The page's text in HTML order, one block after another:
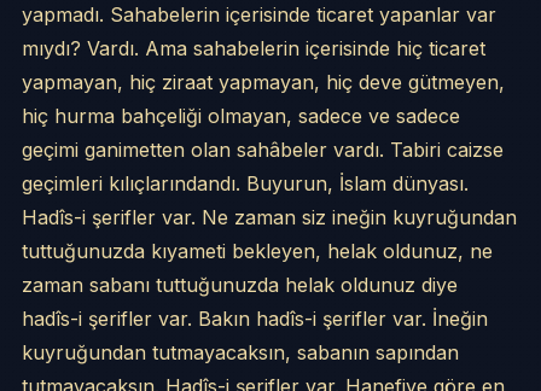
yapmadı. Sahabelerin içerisinde ticaret yapanlar var
mıydı? Vardı. Ama sahabelerin içerisinde hiç ticaret
yapmayan, hiç ziraat yapmayan, hiç deve gütmeyen,
hiç hurma bahçeliği olmayan, sadece ve sadece
geçimi ganimetten olan sahâbeler vardı. Tabiri caizse
geçimleri kılıçlarındandı. Buyurun, İslam dünyası.
Hadîs-i şerifler var. Ne zaman siz ineğin kuyruğundan
tuttuğunuzda kıyameti bekleyen, helak oldunuz, ne
zaman sabanı tuttuğunuzda helak oldunuz diye
hadîs-i şerifler var. Bakın hadîs-i şerifler var. İneğin
kuyruğundan tutmayacaksın, sabanın sapından
tutmayacaksın. Hadîs-i şerifler var. Hanefiye göre en